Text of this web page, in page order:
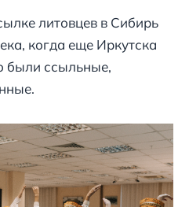
литовцев в Сибирь
когда еще Иркутска
были ссыльные,